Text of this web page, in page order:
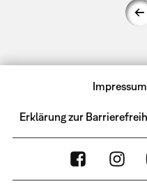
Impressum
Erklärung zur